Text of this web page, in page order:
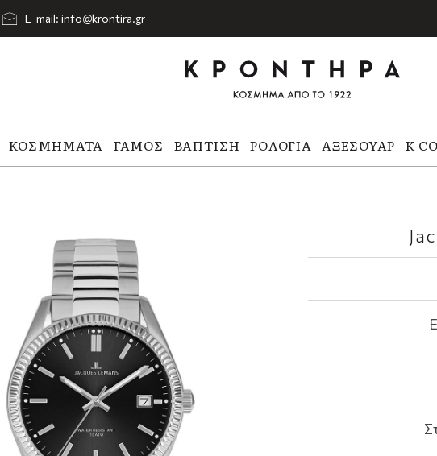
E-mail: info@krontira.gr
ΚΟΣΜΉΜΑΤΑ ΓΆΜΟΣ ΒΆΠΤΙΣΗ ΡΟΛΌΓΙΑ ΑΞΕΣΟΥΆΡ K